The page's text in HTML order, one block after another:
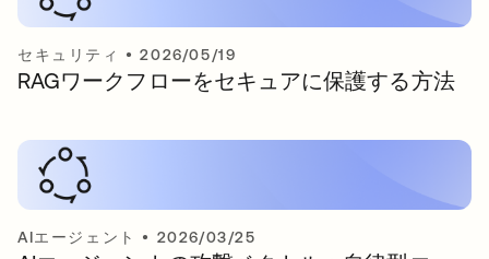
セキュリティ •2026/05/19
RAGワークフローをセキュアに保護する方法
AIエージェント • 2026/03/25